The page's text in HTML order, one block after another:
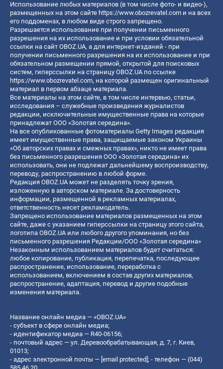
Использование любых материалов (в том числе фото- и видео-),
размещенных на этом сайте https://www.obozrevatel.com и на всех
его поддоменах, в любом виде строго запрещено.
Разрешается использование при получении письменного
разрешения на их использование и при условии обязательной
ссылки на сайт OBOZ.UA, а для интернет-изданий - при
получении письменного разрешения на их использование и при
обязательном размещении прямой, открытой для поисковых
систем, гиперссылки на страницу OBOZ.UA по ссылке
https://www.obozrevatel.com, на которой размещен оригинальный
материал в первом абзаце материала.
Все материалы на этом сайте, в том числе интервью, статьи,
исследования – служебные произведения журналистов
редакции, исключительные имущественные права на которые
принадлежат ООО «Золотая середина».
На все опубликованные фотоматериалы Getty Images редакция
имеет имущественные права, защищаемые законом Украины
«Об авторских правах и смежных правах», никто не имеет права
без письменного разрешения ООО «Золотая середина» их
использовать, они не подлежат дальнейшему воспроизводству,
переводу, распространению в любой форме.
Редакция OBOZ.UA может не разделять точку зрения,
изложенную в авторском материале. За достоверность
информации, размещенной в рекламных материалах,
ответственность несет рекламодатель.
Запрещено использование материалов размещенных на этом
сайте, даже с указанием гиперссылки на страницу этого сайта,
логотипа OBOZ.UA или любого другого упоминания, но без
письменного разрешения Редакции/ООО «Золотая середина»
Незаконным использованием материалов будет считаться:
любое копирование, публикация, перепечатка, последующее
распространение, использование, переработка с
использованием, включением в состав других материалов,
распространение, адаптация, перевод и другие подобные
изменения материала.
Название онлайн медиа — «OBOZ.UA»
- субъект в сфере онлайн медиа;
- идентификатор медиа — R40-06156;
- почтовый адрес — ул. Деревообрабатывающая, д. 7, г. Киев,
01013;
- адрес электронной почты — [email protected] ; - телефон — (044)